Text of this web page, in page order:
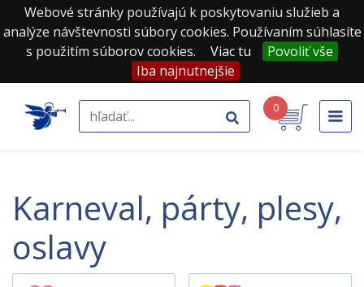
Webové stránky používajú k poskytovaniu služieb a
analýze návštevnosti súbory cookies. Používaním súhlasíte
s použitím súborov cookies.
Viac tu
Povoliť vše
Iba najnutnejšie
0
karneval, párty, plesy,
oslavy